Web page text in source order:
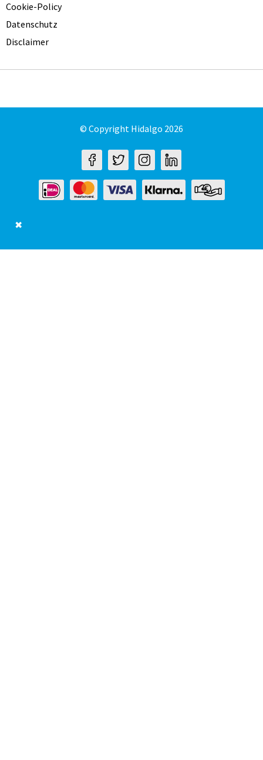
Cookie-Policy
Datenschutz
Disclaimer
© Copyright Hidalgo 2026
✖